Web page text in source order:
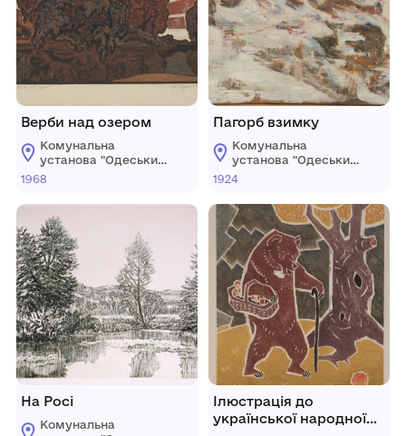
Верби над озером
Комунальна
установа "Одеський
національний
1968
На Росі
Комунальна
Пагорб взимку
Комунальна
установа "Одеський
національний
1924
Ілюстрація до
української народної